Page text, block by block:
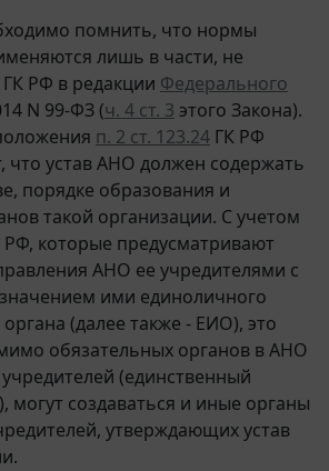
помнить, что нормы
лишь в части, не
РФ в редакции Федерального
N 99-ФЗ (ч. 4 ст. 3 этого Закона).
п. 2 ст. 123.24 ГК РФ
что устав АНО должен содержать
порядке образования и
такой организации. С учетом
РФ, которые предусматривают
АНО ее учредителями с
ими единоличного
(далее также - ЕИО), это
обязательных органов в АНО
(единственный
могут создаваться и иные органы
утверждающих устав